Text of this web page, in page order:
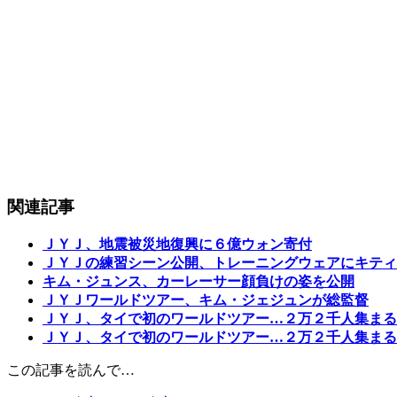
関連記事
ＪＹＪ、地震被災地復興に６億ウォン寄付
ＪＹＪの練習シーン公開、トレーニングウェアにキテ
キム・ジュンス、カーレーサー顔負けの姿を公開
ＪＹＪワールドツアー、キム・ジェジュンが総監督
ＪＹＪ、タイで初のワールドツアー…２万２千人集まる
ＪＹＪ、タイで初のワールドツアー…２万２千人集まる
この記事を読んで…